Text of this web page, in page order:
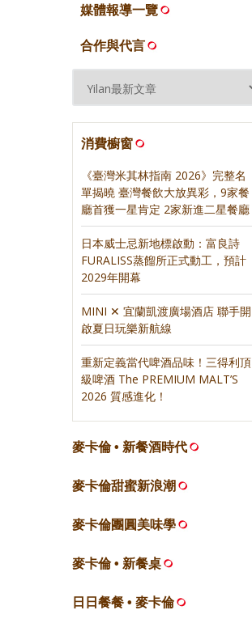
媒體報導一覽
合作與代言
消費櫥窗
《臺灣米其林指南 2026》完整名
單揭曉 臺灣餐飲大放異彩，9家餐
廳首獲一星肯定 2家新進二星餐廳
日本威士忌新地標啟動：富良詩
FURALISS蒸餾所正式動工，預計
2029年開幕
MINI ✕ 宜蘭凱渡廣場酒店 聯手開
啟夏日玩樂新航線
重新定義當代啤酒品味！三得利頂
級啤酒 The PREMIUM MALT’S
2026 質感進化！
麥卡倫 • 新餐酒時代
麥卡倫甜蜜新浪潮
麥卡倫團圓美味學
麥卡倫 • 新餐桌
日日餐餐 • 麥卡倫